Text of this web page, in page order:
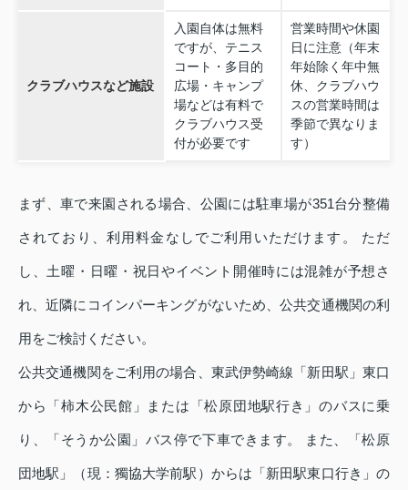
クラブハウスなど施設
入園自体は無料
ですが、テニス
コート・多目的
広場・キャンプ
場などは有料で
クラブハウス受
付が必要です
営業時間や休園
日に注意（年末
年始除く年中無
休、クラブハウ
スの営業時間は
季節で異なりま
す）
まず、車で来園される場合、公園には駐車場が351台分整備
されており、利用料金なしでご利用いただけます。 ただ
し、土曜・日曜・祝日やイベント開催時には混雑が予想さ
れ、近隣にコインパーキングがないため、公共交通機関の利
用をご検討ください。
公共交通機関をご利用の場合、東武伊勢崎線「新田駅」東口
から「柿木公民館」または「松原団地駅行き」のバスに乗
り、「そうか公園」バス停で下車できます。 また、「松原
団地駅」（現：獨協大学前駅）からは「新田駅東口行き」の